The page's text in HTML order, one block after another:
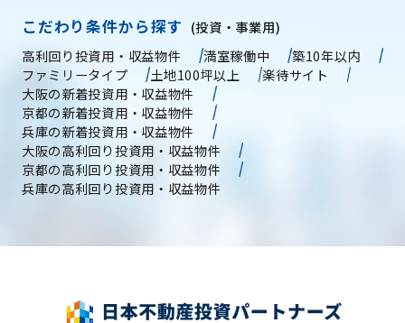
こだわり条件から探す (投資・事業用)
高利回り投資用・収益物件
満室稼働中
築10年以内
ファミリータイプ
土地100坪以上
楽待サイト
大阪の新着投資用・収益物件
京都の新着投資用・収益物件
兵庫の新着投資用・収益物件
大阪の高利回り投資用・収益物件
京都の高利回り投資用・収益物件
兵庫の高利回り投資用・収益物件